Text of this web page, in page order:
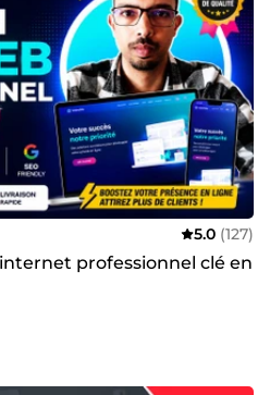
et optimisés pour les moteurs
de partager mon expertise
pas à me contacter via le site
plus sur mes services. Je suis
vous pour créer le site internet
atteindre vos objectifs en
5.0 (127)
professionnel clé en